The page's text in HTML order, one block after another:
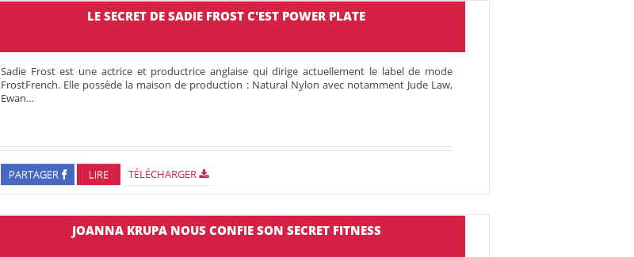
LE SECRET DE SADIE FROST C'EST POWER PLATE
Sadie Frost est une actrice et productrice anglaise qui dirige actuellement le label de mode
FrostFrench. Elle possède la maison de production : Natural Nylon avec notamment Jude Law,
Ewan…
PARTAGER LIRE TÉLÉCHARGER
JOANNA KRUPA NOUS CONFIE SON SECRET FITNESS